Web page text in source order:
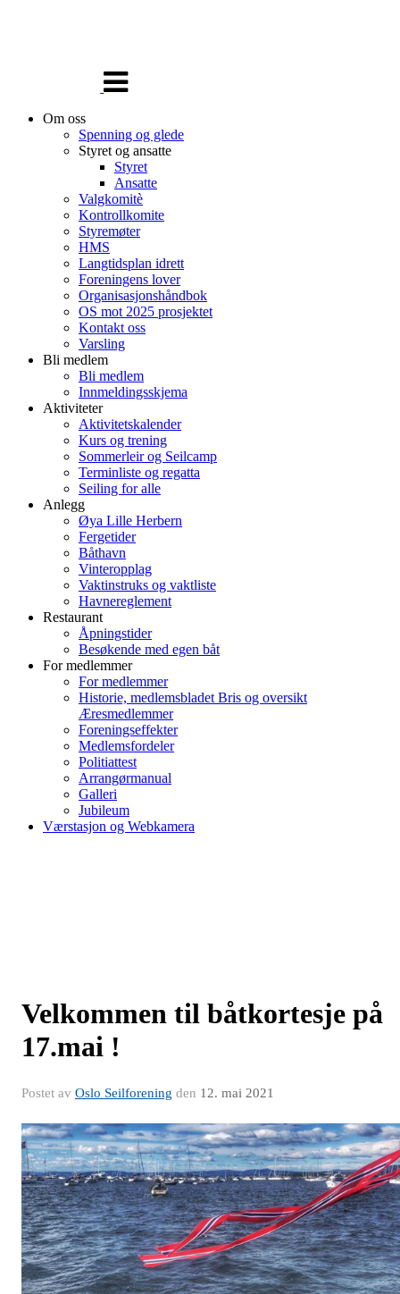
navigasjon
Om oss
Spenning og glede
Styret og ansatte
Styret
Ansatte
Valgkomitè
Kontrollkomite
Styremøter
HMS
Langtidsplan idrett
Foreningens lover
Organisasjonshåndbok
OS mot 2025 prosjektet
Kontakt oss
Varsling
Bli medlem
Bli medlem
Innmeldingsskjema
Aktiviteter
Aktivitetskalender
Kurs og trening
Sommerleir og Seilcamp
Terminliste og regatta
Seiling for alle
Anlegg
Øya Lille Herbern
Fergetider
Båthavn
Vinteropplag
Vaktinstruks og vaktliste
Havnereglement
Restaurant
Åpningstider
Besøkende med egen båt
For medlemmer
For medlemmer
Historie, medlemsbladet Bris og oversikt
Æresmedlemmer
Foreningseffekter
Medlemsfordeler
Politiattest
Arrangørmanual
Galleri
Jubileum
Værstasjon og Webkamera
Velkommen til båtkortesje på
17.mai !
Postet av Oslo Seilforening den 12. mai 2021